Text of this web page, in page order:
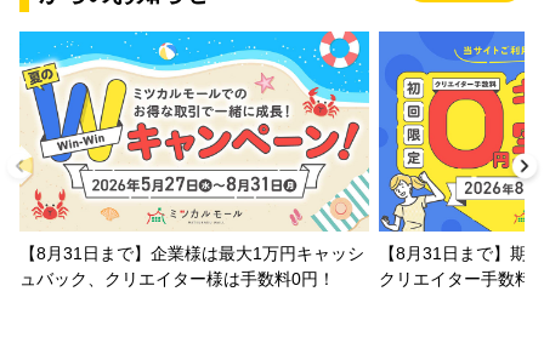
【8月31日まで】企業様は最大1万円キャッシ
ュバック、クリエイター様は手数料0円！
【8月31日まで】期
クリエイター手数料